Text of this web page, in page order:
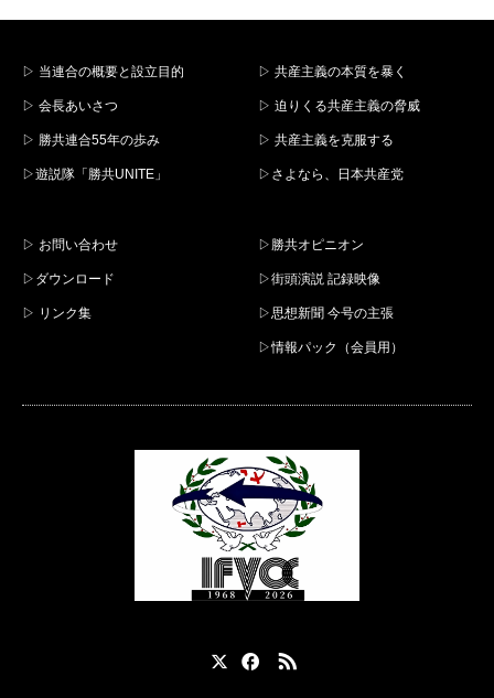
▷ 当連合の概要と設立目的
▷ 会長あいさつ
▷ 勝共連合55年の歩み
▷遊説隊「勝共UNITE」
▷ 共産主義の本質を暴く
▷ 迫りくる共産主義の脅威
▷ 共産主義を克服する
▷さよなら、日本共産党
▷ お問い合わせ
▷ダウンロード
▷ リンク集
▷勝共オピニオン
▷街頭演説 記録映像
▷思想新聞 今号の主張
▷情報パック（会員用）